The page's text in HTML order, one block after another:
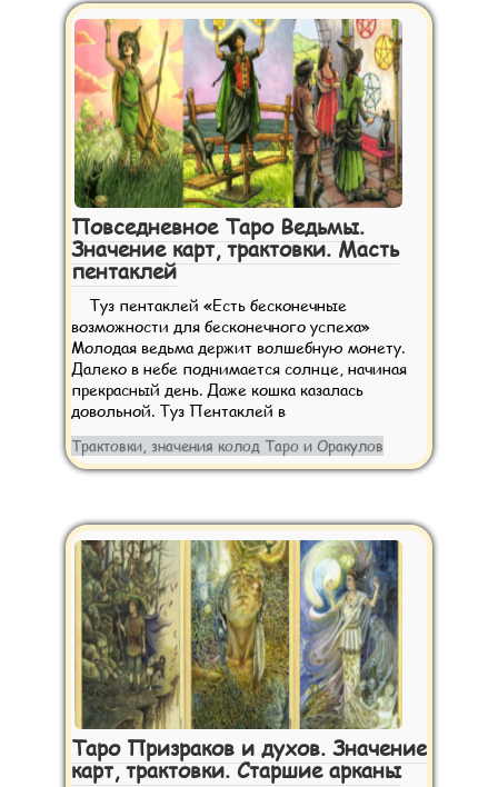
Повседневное Таро Ведьмы.
Значение карт, трактовки. Масть
пентаклей
Туз пентаклей «Есть бесконечные
возможности для бесконечного успеха»
Молодая ведьма держит волшебную монету.
Далеко в небе поднимается солнце, начиная
прекрасный день. Даже кошка казалась
довольной. Туз Пентаклей в
Трактовки, значения колод Таро и Оракулов
Таро Призраков и духов. Значение
карт, трактовки. Старшие арканы